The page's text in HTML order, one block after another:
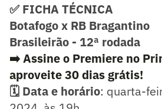
✅ FICHA TÉCNICA
Botafogo x RB Bragantino
Brasileirão - 12ª rodada
➡️ Assine o Premiere no
aproveite 30 dias grátis!
🗓️ Data e horário: quarta-